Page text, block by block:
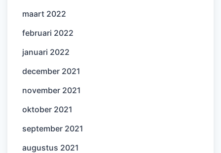
maart 2022
februari 2022
januari 2022
december 2021
november 2021
oktober 2021
september 2021
augustus 2021